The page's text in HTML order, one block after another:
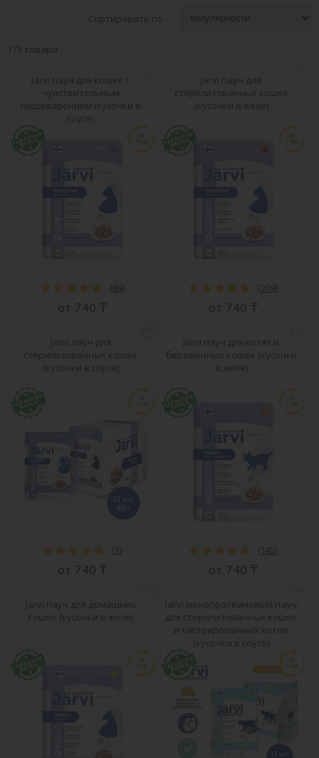
ВСЕ БРЕНДЫ
Сортировать по...
173 товара
Jarvi пауч для кошек с
чувствительным
пищеварением (кусочки в
соусе)
(89)
от 740 ₸
Jarvi пауч для
стерилизованных кошек
(кусочки в желе)
(209)
от 740 ₸
Jarvi пауч для
стерилизованных кошек
(кусочки в соусе)
( 1)
от 740 ₸
Jarvi пауч для котят и
беременных кошек (кусочки
в желе)
( 145)
от 740 ₸
Jarvi пауч для домашних
кошек (кусочки в желе)
Jarvi монопротеиновый пауч
для стерилизованных кошек
и кастрированных котов
(кусочки в соусе)